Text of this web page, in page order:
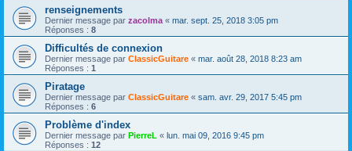
renseignements
Dernier message par zacolma « mar. sept. 25, 2018 3:05 pm
Réponses : 8
Difficultés de connexion
Dernier message par ClassicGuitare « mar. août 28, 2018 8:23 am
Réponses : 1
Piratage
Dernier message par ClassicGuitare « sam. avr. 29, 2017 5:45 pm
Réponses : 6
Problème d'index
Dernier message par PierreL « lun. mai 09, 2016 9:45 pm
Réponses : 12